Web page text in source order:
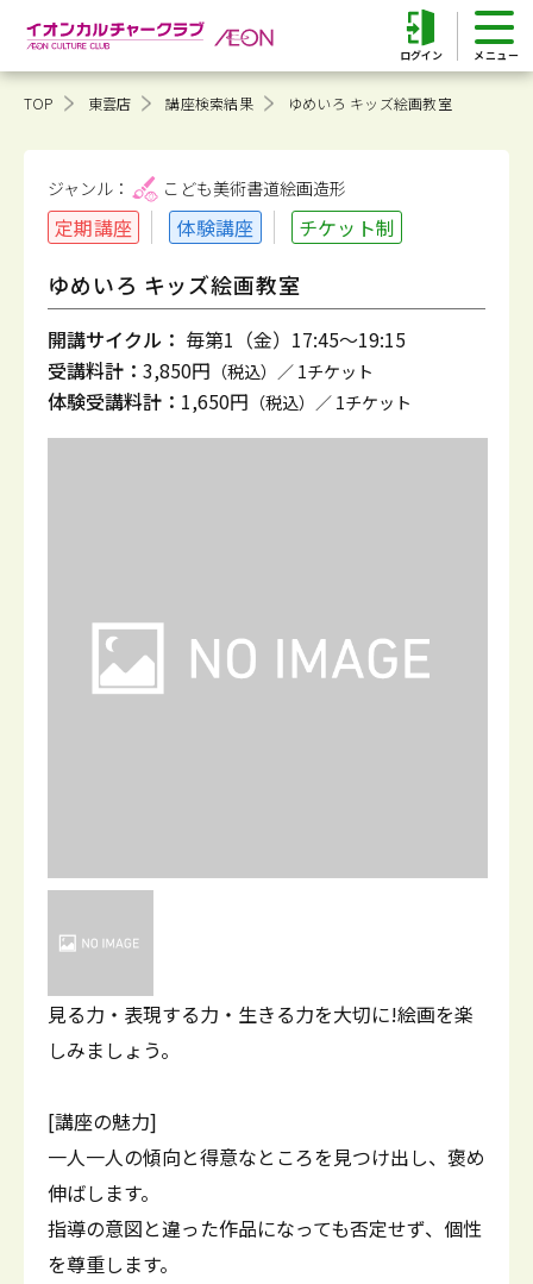
ログイン
TOP 東雲店 講座検索結果 ゆめいろ キッズ絵画教室
ジャンル： こども美術書道絵画造形
定期講座 体験講座 チケット制
ゆめいろ キッズ絵画教室
開講サイクル： 毎第1（金）17:45～19:15
受講料計： 3,850円 （税込）／ 1チケット
体験受講料計： 1,650円 （税込）／ 1チケット
見る力・表現する力・生きる力を大切に!絵画を楽
しみましょう。
[講座の魅力]
一人一人の傾向と得意なところを見つけ出し、褒め
伸ばします。
指導の意図と違った作品になっても否定せず、個性
を尊重します。